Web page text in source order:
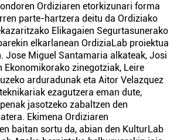
Ordiziaren etorkizunari forma
parte-hartzera deitu da Ordiziako
Elikagaien Segurtasunerako
elkarlanean OrdiziaLab proiektua
Jose Miguel Santamaria alkateak, Josi
Ekonomikorako zinegotziak, Leire
arduradunak eta Aitor Velazquez
ezagutzera eman dute,
jasotzeko zabaltzen den
Ekimena Ordiziaren
baitan sortu da, abian den KulturLab